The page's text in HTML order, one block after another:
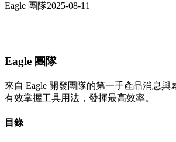
Eagle 團隊2025-08-11
Eagle 團隊
來自 Eagle 開發團隊的第一手產品消息與
有效掌握工具用法，發揮最高效率。
目錄